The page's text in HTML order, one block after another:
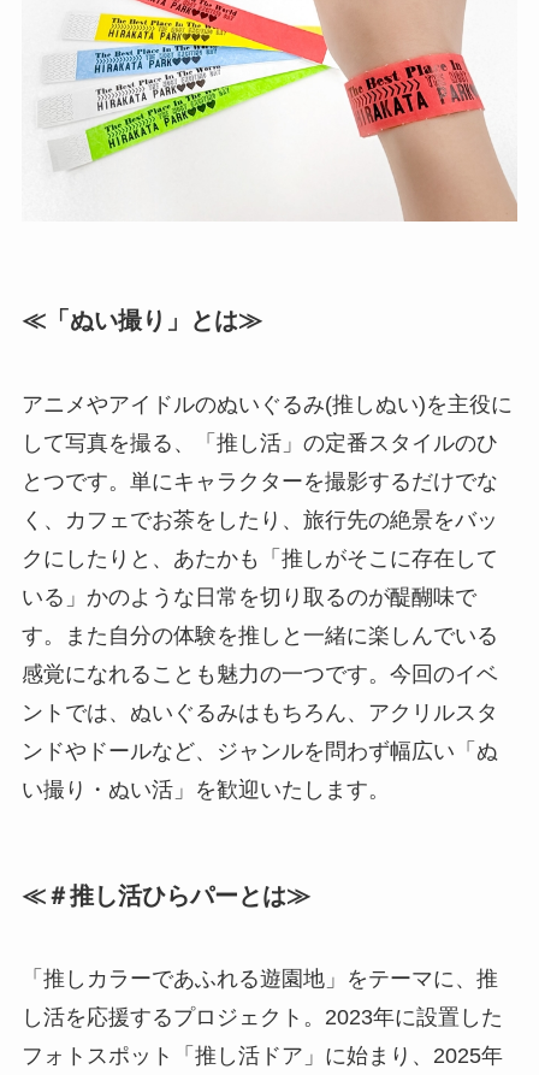
≪「ぬい撮り」とは≫
アニメやアイドルのぬいぐるみ(推しぬい)を主役に
して写真を撮る、「推し活」の定番スタイルのひ
とつです。単にキャラクターを撮影するだけでな
く、カフェでお茶をしたり、旅行先の絶景をバッ
クにしたりと、あたかも「推しがそこに存在して
いる」かのような日常を切り取るのが醍醐味で
す。また自分の体験を推しと一緒に楽しんでいる
感覚になれることも魅力の一つです。今回のイベ
ントでは、ぬいぐるみはもちろん、アクリルスタ
ンドやドールなど、ジャンルを問わず幅広い「ぬ
い撮り・ぬい活」を歓迎いたします。
≪＃推し活ひらパーとは≫
「推しカラーであふれる遊園地」をテーマに、推
し活を応援するプロジェクト。2023年に設置した
フォトスポット「推し活ドア」に始まり、2025年